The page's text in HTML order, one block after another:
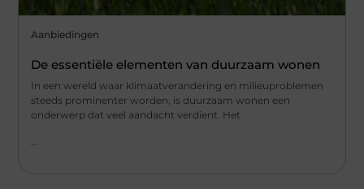
Aanbiedingen
De essentiële elementen van duurzaam wonen
In een wereld waar klimaatverandering en milieuproblemen
steeds prominenter worden, is duurzaam wonen een
onderwerp dat veel aandacht verdient. Het